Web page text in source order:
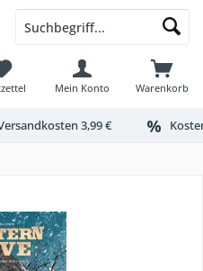
Warenkorb
Mein Konto
3,99 €